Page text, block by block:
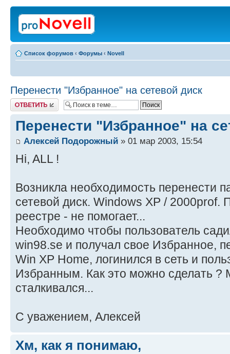
Список форумов ‹ Форумы ‹ Novell
Перенести "Избранное" на сетевой диск
Ответить
Перенести "Избранное" на
Алексей Подорожный » 01 мар 2003, 15:54
Hi, ALL !
Возникла необходимость перенести
сетевой диск. Windows XP / 2000prof.
реестре - не помогает...
Необходимо чтобы пользователь
win98.se и получал свое Избранное,
Win XP Home, логинился в сеть и
Избранным. Как это можно сделать ?
сталкивался...
С уважением, Алексей
Хм, как я понимаю,